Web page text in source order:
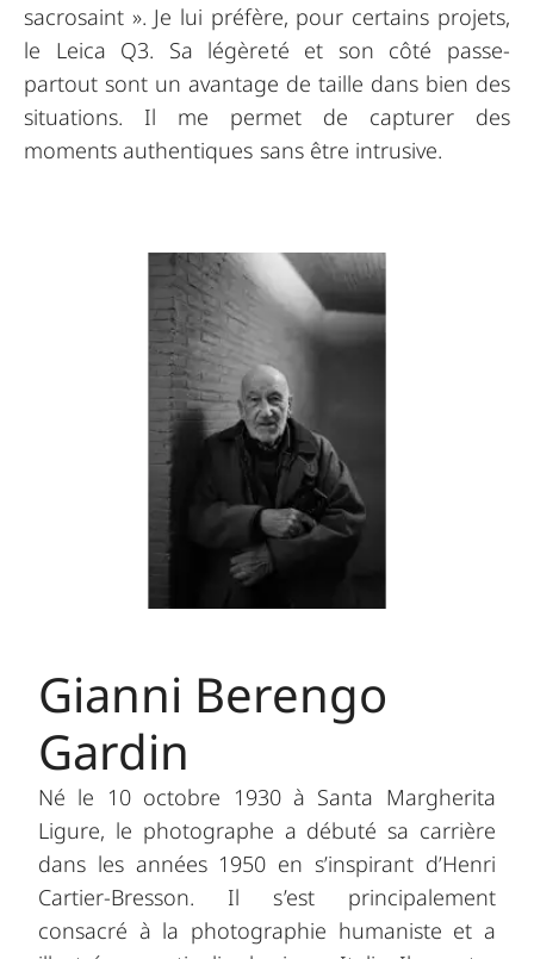
sacrosaint ». Je lui préfère, pour certains projets,
le Leica Q3. Sa légèreté et son côté passe-
partout sont un avantage de taille dans bien des
situations. Il me permet de capturer des
moments authentiques sans être intrusive.
Gianni Berengo
Gardin
Né le 10 octobre 1930 à Santa Margherita
Ligure, le photographe a débuté sa carrière
dans les années 1950 en s’inspirant d’Henri
Cartier-Bresson. Il s’est principalement
consacré à la photographie humaniste et a